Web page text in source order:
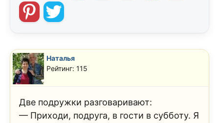
Наталья
Рейтинг: 115
Две подружки разговаривают:
— Приходи, подруга, в гости в субботу. Я